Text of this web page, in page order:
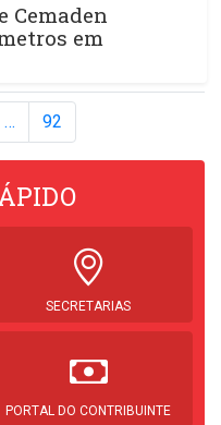
Cemaden
em
… 92
SECRETARIAS
PORTAL DO CONTRIBUINTE